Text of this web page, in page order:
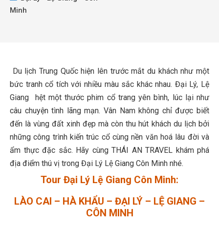
Minh
Du lịch Trung Quốc hiện lên trước mắt du khách như một
bức tranh cổ tích với nhiều màu sắc khác nhau. Đại Lý, Lệ
Giang hệt một thước phim cổ trang yên bình, lúc lại như
câu chuyện tình lãng mạn. Vân Nam không chỉ được biết
đến là vùng đất xinh đẹp mà còn thu hút khách du lịch bởi
những công trình kiến trúc cổ cùng nền văn hoá lâu đời và
ẩm thực đặc sắc. Hãy cùng THÁI AN TRAVEL khám phá
địa điểm thú vị trong Đại Lý Lệ Giang Côn Minh nhé.
Tour Đại Lý Lệ Giang Côn Minh:
LÀO CAI – HÀ KHẨU – ĐẠI LÝ – LỆ GIANG –
CÔN MINH